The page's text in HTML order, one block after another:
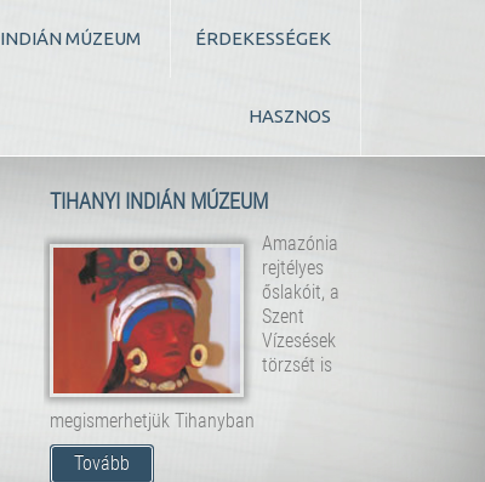
INDIÁN MÚZEUM ÉRDEKESSÉGEK
HASZNOS
TIHANYI INDIÁN MÚZEUM
Amazónia
rejtélyes
őslakóit, a
Szent
Vízesések
törzsét is
megismerhetjük Tihanyban
Tovább